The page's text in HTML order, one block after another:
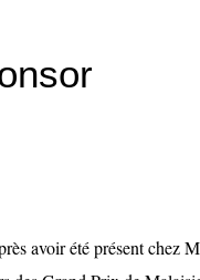
avoir été présent chez